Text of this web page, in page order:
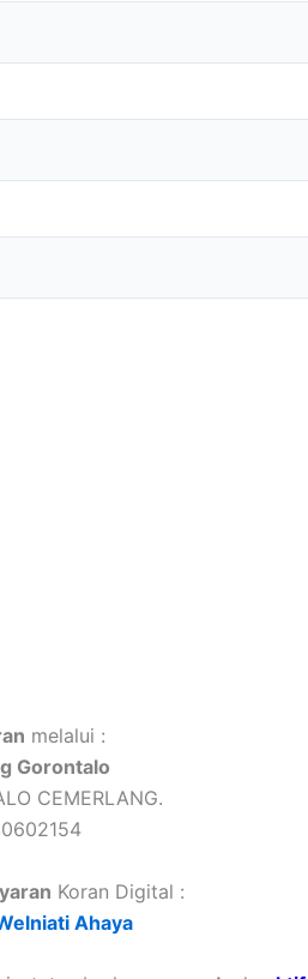
melalui :
Gorontalo
CEMERLANG.
Koran Digital :
Ahaya